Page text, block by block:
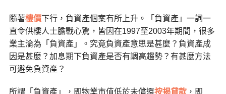
隨著樓價下行，負資產個案有所上升。「負資產」一詞一
直令供樓人士膽戰心驚，皆因在1997至2003年期間，很多
業主淪為「負資產」。究竟負資產意思是甚麼？負資產成
因是甚麼？加息期下負資產是否有調高趨勢？有甚麼方法
可避免負資產？
所謂「負資產」，即物業市值低於未償還按揭貸款，即